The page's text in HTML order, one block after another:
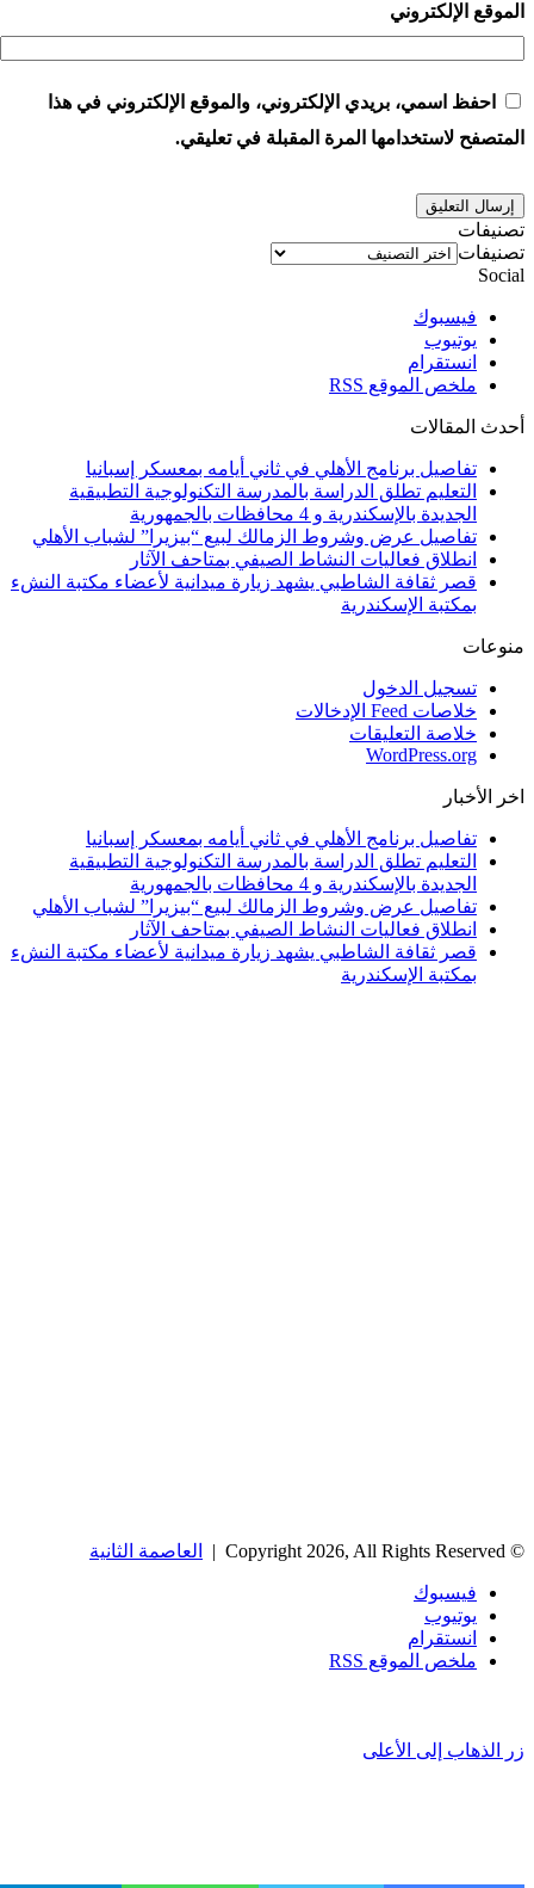
الموقع الإلكتروني
احفظ اسمي، بريدي الإلكتروني، والموقع الإلكتروني في هذا
المتصفح لاستخدامها المرة المقبلة في تعليقي.
تصنيفات
تصنيفات
Social
فيسبوك
يوتيوب
انستقرام
ملخص الموقع RSS
أحدث المقالات
تفاصيل برنامج الأهلي في ثاني أيامه بمعسكر إسبانيا
التعليم تطلق الدراسة بالمدرسة التكنولوجية التطبيقية
الجديدة بالإسكندرية و 4 محافظات بالجمهورية
تفاصيل عرض وشروط الزمالك لبيع “بيزيرا” لشباب الأهلي
انطلاق فعاليات النشاط الصيفي بمتاحف الآثار
قصر ثقافة الشاطبي يشهد زيارة ميدانية لأعضاء مكتبة النشء
بمكتبة الإسكندرية
منوعات
تسجيل الدخول
خلاصات Feed الإدخالات
خلاصة التعليقات
WordPress.org
اخر الأخبار
تفاصيل برنامج الأهلي في ثاني أيامه بمعسكر إسبانيا
التعليم تطلق الدراسة بالمدرسة التكنولوجية التطبيقية
الجديدة بالإسكندرية و 4 محافظات بالجمهورية
تفاصيل عرض وشروط الزمالك لبيع “بيزيرا” لشباب الأهلي
انطلاق فعاليات النشاط الصيفي بمتاحف الآثار
قصر ثقافة الشاطبي يشهد زيارة ميدانية لأعضاء مكتبة النشء
بمكتبة الإسكندرية
© Copyright 2026, All Rights Reserved | العاصمة الثانية
فيسبوك
يوتيوب
انستقرام
ملخص الموقع RSS
زر الذهاب إلى الأعلى